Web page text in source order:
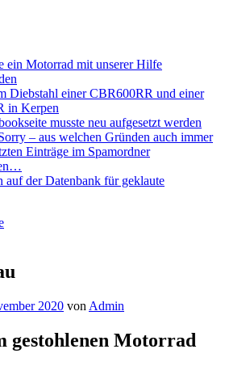
ein Motorrad mit unserer Hilfe
Diebstahl einer CBR600RR und einer
in Kerpen
musste neu aufgesetzt werden
– aus welchen Gründen auch immer
Einträge im Spamordner
auf der Datenbank für geklaute
2020 von Admin
gestohlenen Motorrad